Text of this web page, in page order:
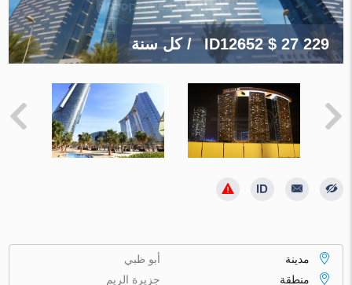
ID12652$ 27 229 / كل سنة
مدينة
أبو ظبي
منطقة
جزيرة الريم